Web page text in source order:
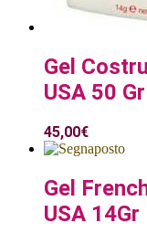
Gel
USA 50 Gr
45,00€
Gel
USA 14Gr